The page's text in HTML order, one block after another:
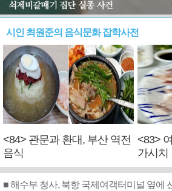
시인 최원준의 음식문화 잡학사전
<84> 관문과 환대, 부산 역전
음식
<83>
가시치
■ 해수부 청사, 북항 국제여객터미널 옆에